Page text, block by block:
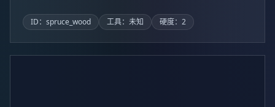
ID：spruce_wood 工具：未知 硬度：2